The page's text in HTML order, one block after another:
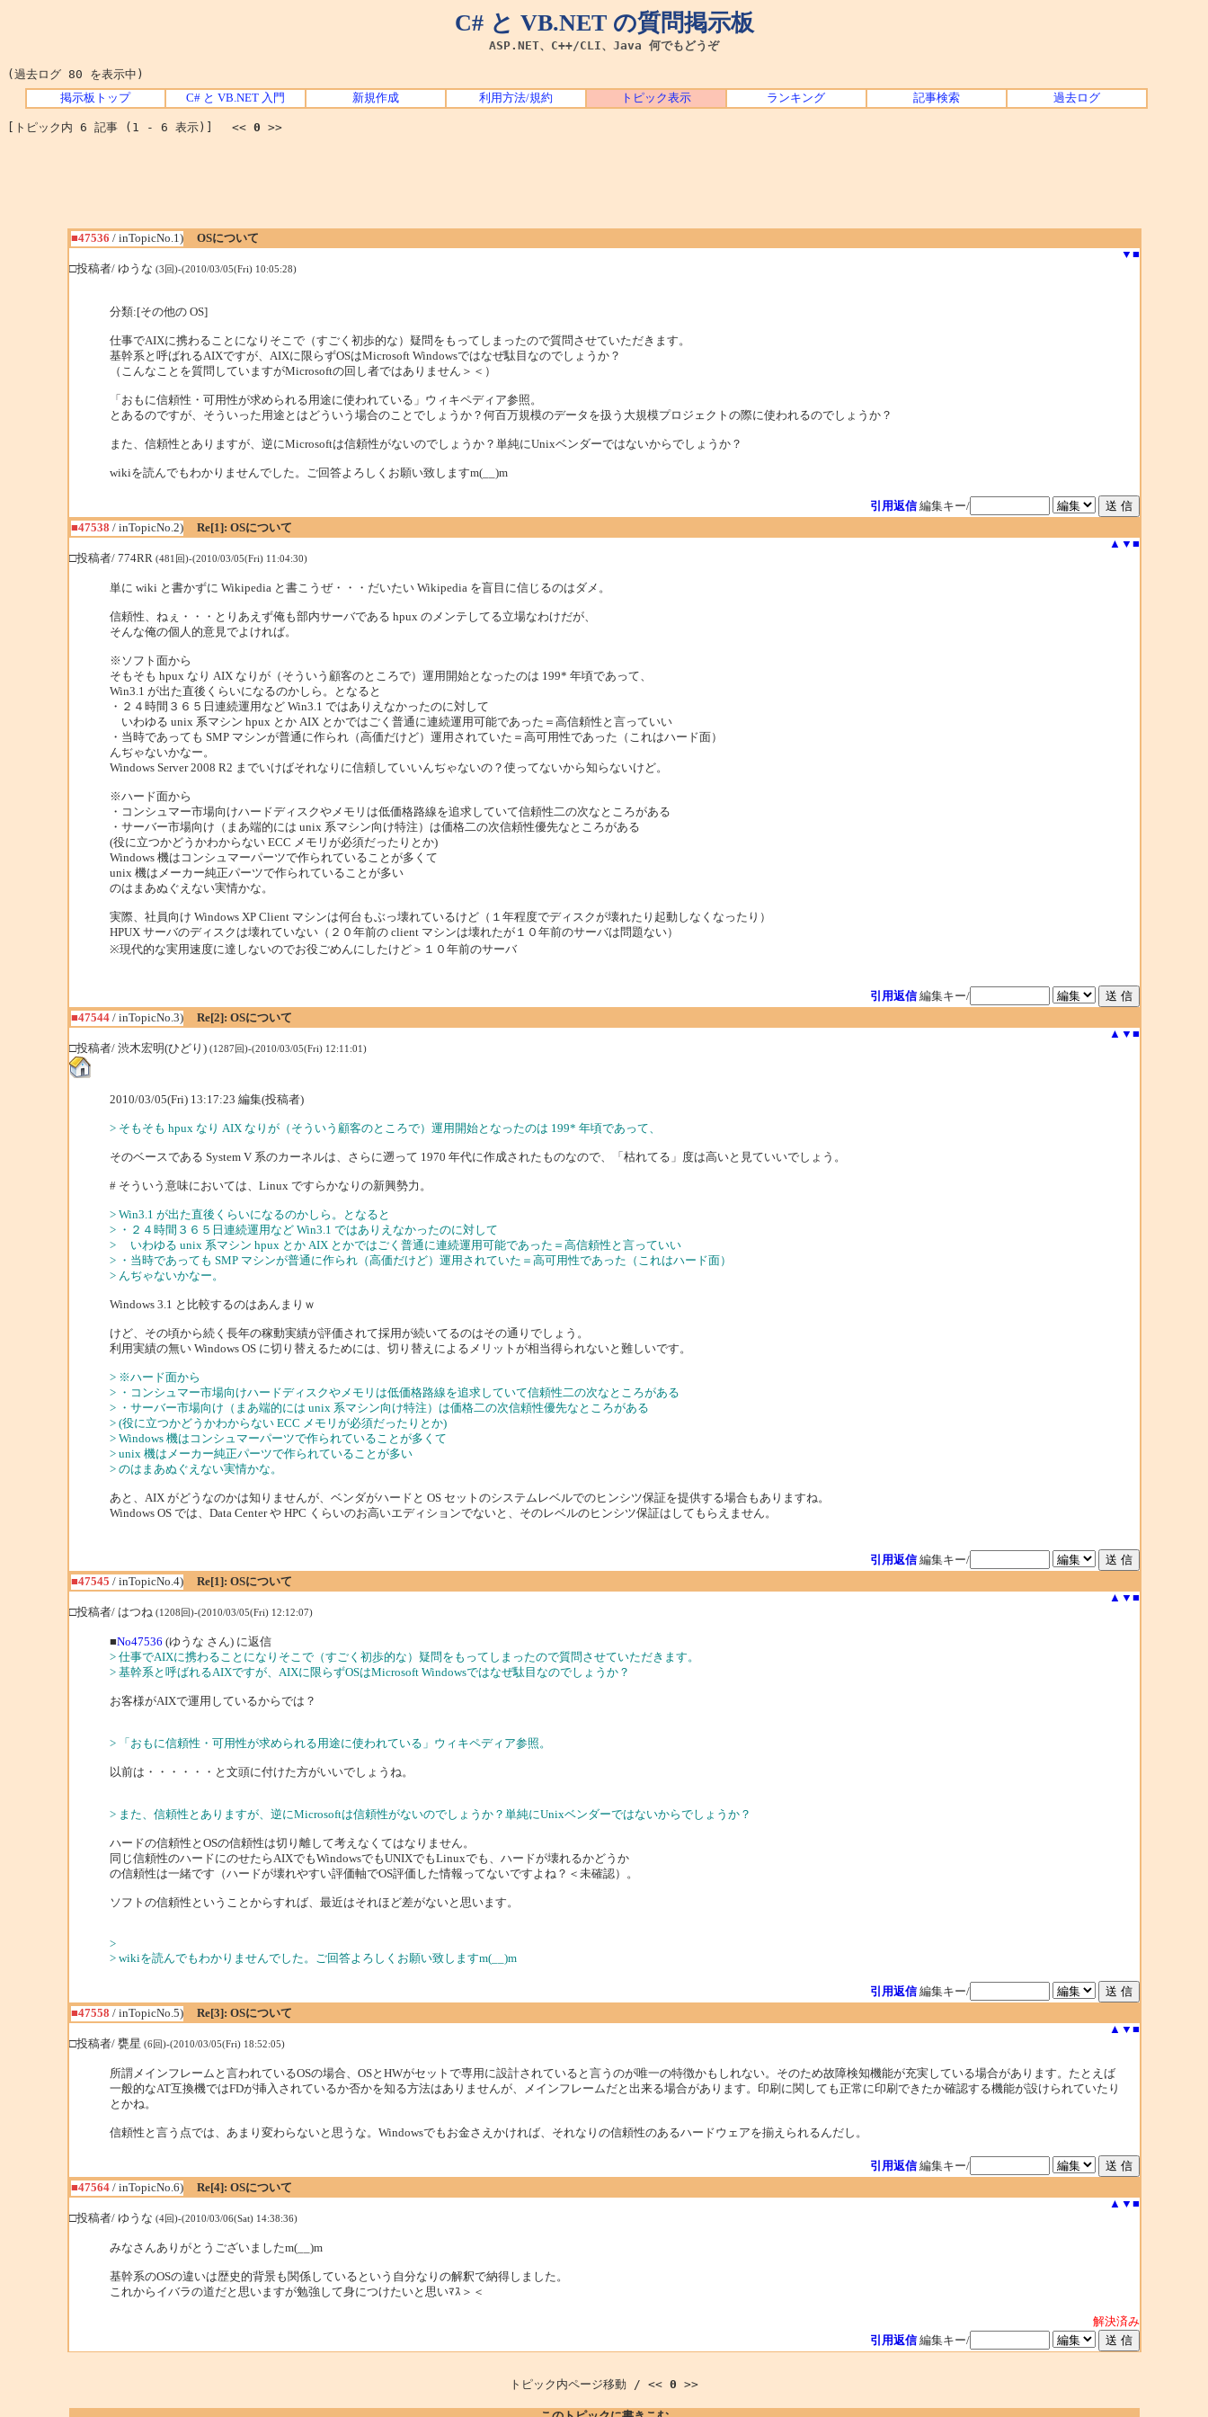
C# と VB.NET の質問掲示板
ASP.NET、C++/CLI、Java 何でもどうぞ
(過去ログ 80 を表示中)
掲示板トップ C# と VB.NET 入門 新規作成 利用方法/規約 トピック表示 ランキング 記事検索 過去ログ
[トピック内 6 記事 (1 - 6 表示)] << 0 >>
■47536 / inTopicNo.1)
OSについて
▼ ■
□投稿者/ ゆうな (3回)-(2010/03/05(Fri) 10:05:28)
分類:[その他の OS]
仕事でAIXに携わることになりそこで（すごく初歩的な）疑問をもってしまったので質問させていただきます。
基幹系と呼ばれるAIXですが、AIXに限らずOSはMicrosoft Windowsではなぜ駄目なのでしょうか？
（こんなことを質問していますがMicrosoftの回し者ではありません＞＜）
「おもに信頼性・可用性が求められる用途に使われている」ウィキペディア参照。
とあるのですが、そういった用途とはどういう場合のことでしょうか？何百万規模のデータを扱う大規模プロジェクトの際に使われるのでしょうか？
また、信頼性とありますが、逆にMicrosoftは信頼性がないのでしょうか？単純にUnixベンダーではないからでしょうか？
wikiを読んでもわかりませんでした。ご回答よろしくお願い致しますm(__)m
引用返信 編集キー/
■47538 / inTopicNo.2)
Re[1]: OSについて
▲ ▼ ■
□投稿者/ 774RR (481回)-(2010/03/05(Fri) 11:04:30)
単に wiki と書かずに Wikipedia と書こうぜ・・・だいたい Wikipedia を盲目に信じるのはダメ。
信頼性、ねぇ・・・とりあえず俺も部内サーバである hpux のメンテしてる立場なわけだが、
そんな俺の個人的意見でよければ。
※ソフト面から
そもそも hpux なり AIX なりが（そういう顧客のところで）運用開始となったのは 199* 年頃であって、
Win3.1 が出た直後くらいになるのかしら。となると
・２４時間３６５日連続運用など Win3.1 ではありえなかったのに対して
いわゆる unix 系マシン hpux とか AIX とかではごく普通に連続運用可能であった＝高信頼性と言っていい
・当時であっても SMP マシンが普通に作られ（高価だけど）運用されていた＝高可用性であった（これはハード面）
んぢゃないかなー。
Windows Server 2008 R2 までいけばそれなりに信頼していいんぢゃないの？使ってないから知らないけど。
※ハード面から
・コンシュマー市場向けハードディスクやメモリは低価格路線を追求していて信頼性二の次なところがある
・サーバー市場向け（まあ端的には unix 系マシン向け特注）は価格二の次信頼性優先なところがある
(役に立つかどうかわからない ECC メモリが必須だったりとか)
Windows 機はコンシュマーパーツで作られていることが多くて
unix 機はメーカー純正パーツで作られていることが多い
のはまあぬぐえない実情かな。
実際、社員向け Windows XP Client マシンは何台もぶっ壊れているけど（１年程度でディスクが壊れたり起動しなくなったり）
HPUX サーバのディスクは壊れていない（２０年前の client マシンは壊れたが１０年前のサーバは問題ない）
※現代的な実用速度に達しないのでお役ごめんにしたけど＞１０年前のサーバ
引用返信 編集キー/
■47544/ inTopicNo.3)
Re[2]: OSについて
▲ ▼ ■
□投稿者/ 渋木宏明(ひどり) (1287回)-(2010/03/05(Fri) 12:11:01)
2010/03/05(Fri) 13:17:23 編集(投稿者)
> そもそも hpux なり AIX なりが（そういう顧客のところで）運用開始となったのは 199* 年頃であって、
そのベースである System V 系のカーネルは、さらに遡って 1970 年代に作成されたものなので、「枯れてる」度は高いと見ていいでしょう。
# そういう意味においては、Linux ですらかなりの新興勢力。
> Win3.1 が出た直後くらいになるのかしら。となると
> ・２４時間３６５日連続運用など Win3.1 ではありえなかったのに対して
> いわゆる unix 系マシン hpux とか AIX とかではごく普通に連続運用可能であった＝高信頼性と言っていい
> ・当時であっても SMP マシンが普通に作られ（高価だけど）運用されていた＝高可用性であった（これはハード面）
> んぢゃないかなー。
Windows 3.1 と比較するのはあんまりｗ
けど、その頃から続く長年の稼動実績が評価されて採用が続いてるのはその通りでしょう。
利用実績の無い Windows OS に切り替えるためには、切り替えによるメリットが相当得られないと難しいです。
> ※ハード面から
> ・コンシュマー市場向けハードディスクやメモリは低価格路線を追求していて信頼性二の次なところがある
> ・サーバー市場向け（まあ端的には unix 系マシン向け特注）は価格二の次信頼性優先なところがある
> (役に立つかどうかわからない ECC メモリが必須だったりとか)
> Windows 機はコンシュマーパーツで作られていることが多くて
> unix 機はメーカー純正パーツで作られていることが多い
> のはまあぬぐえない実情かな。
あと、AIX がどうなのかは知りませんが、ベンダがハードと OS セットのシステムレベルでのヒンシツ保証を提供する場合もありますね。
Windows OS では、Data Center や HPC くらいのお高いエディションでないと、そのレベルのヒンシツ保証はしてもらえません。
引用返信 編集キー/
■47545 / inTopicNo.4)
Re[1]: OSについて
▲ ▼ ■
□投稿者/ はつね (1208回)-(2010/03/05(Fri) 12:12:07)
■No47536 (ゆうな さん) に返信
> 仕事でAIXに携わることになりそこで（すごく初歩的な）疑問をもってしまったので質問させていただきます。
> 基幹系と呼ばれるAIXですが、AIXに限らずOSはMicrosoft Windowsではなぜ駄目なのでしょうか？
お客様がAIXで運用しているからでは？
> 「おもに信頼性・可用性が求められる用途に使われている」ウィキペディア参照。
以前は・・・・・・と文頭に付けた方がいいでしょうね。
> また、信頼性とありますが、逆にMicrosoftは信頼性がないのでしょうか？単純にUnixベンダーではないからでしょうか？
ハードの信頼性とOSの信頼性は切り離して考えなくてはなりません。
同じ信頼性のハードにのせたらAIXでもWindowsでもUNIXでもLinuxでも、ハードが壊れるかどうか
の信頼性は一緒です（ハードが壊れやすい評価軸でOS評価した情報ってないですよね？＜未確認）。
ソフトの信頼性ということからすれば、最近はそれほど差がないと思います。
>
> wikiを読んでもわかりませんでした。ご回答よろしくお願い致しますm(__)m
引用返信 編集キー/
■47558 / inTopicNo.5)
Re[3]: OSについて
▲ ▼ ■
□投稿者/ 甕星 (6回)-(2010/03/05(Fri) 18:52:05)
所謂メインフレームと言われているOSの場合、OSとHWがセットで専用に設計されていると言うのが唯一の特徴かもしれない。そのため故障検知機能が充実している場合があります。たとえば
一般的なAT互換機ではFDが挿入されているか否かを知る方法はありませんが、メインフレームだと出来る場合があります。印刷に関しても正常に印刷できたか確認する機能が設けられていたり
とかね。
信頼性と言う点では、あまり変わらないと思うな。Windowsでもお金さえかければ、それなりの信頼性のあるハードウェアを揃えられるんだし。
引用返信 編集キー/
■47564/ inTopicNo.6)
Re[4]: OSについて
▲ ▼ ■
□投稿者/ ゆうな (4回)-(2010/03/06(Sat) 14:38:36)
みなさんありがとうございましたm(__)m
基幹系のOSの違いは歴史的背景も関係しているという自分なりの解釈で納得しました。
これからイバラの道だと思いますが勉強して身につけたいと思いﾏｽ＞＜
解決済み
引用返信 編集キー/
トピック内ページ移動 / << 0 >>